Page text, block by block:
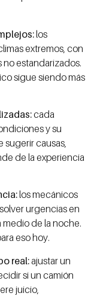
los
extremos, con
estandarizados.
sigue siendo más
cada
y su
sugerir causas,
de la experiencia
los mecánicos
urgencias en
medio de la noche.
eso hoy.
real:ajustar un
si un camión
juicio,